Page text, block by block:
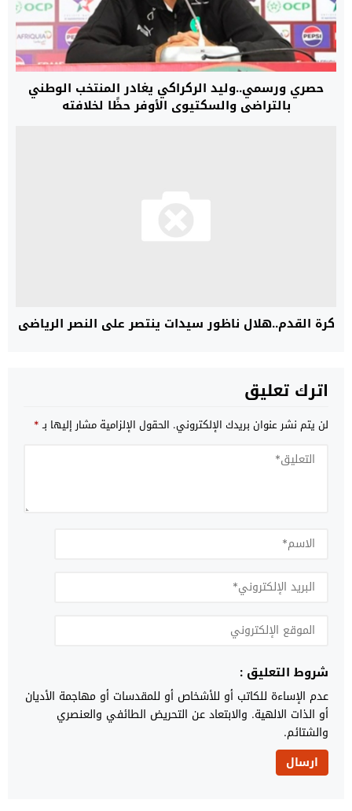
حصري ورسمي..وليد الركراكي يغادر المنتخب الوطني
بالتراضي والسكتيوي الأوفر حظًا لخلافته
كرة القدم..هلال ناظور سيدات ينتصر على النصر الرياضي
اترك تعليق
لن يتم نشر عنوان بريدك الإلكتروني. الحقول الإلزامية مشار إليها بـ*
شروط التعليق :
عدم الإساءة للكاتب أو للأشخاص أو للمقدسات أو مهاجمة الأديان
أو الذات الالهية. والابتعاد عن التحريض الطائفي والعنصري
والشتائم.